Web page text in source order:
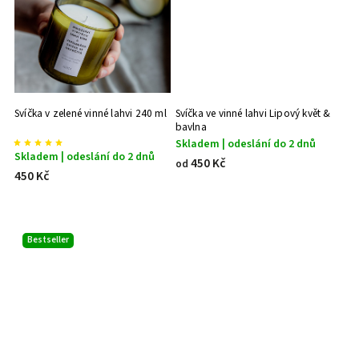
Svíčka v zelené vinné lahvi 240 ml
Skladem | odeslání do 2 dnů
450 Kč
Svíčka ve vinné lahvi Lipový květ &
bavlna
Skladem | odeslání do 2 dnů
od 450 Kč
Bestseller